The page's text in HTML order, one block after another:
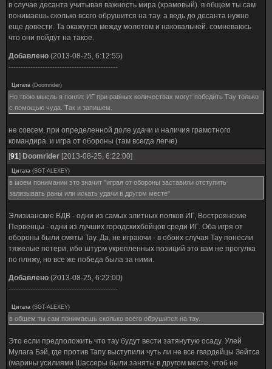
в случае десанта учитывая важность мира (храмовый). в общем ты сам
понимаешь сколько всего обрушится на тау. а ведь до десанта нужно
еще довести. Та окажутся между молотом и наковальней. сомневаюсь
что они пойдут на такое.
Добавлено (2013-08-25, 6:12:55)
---------------------------------------------
Цитата (Doomrider)
Но твою мысль я понял: ИГ при равных количествах могут победить Тау только
с помощью чуда. Так и запишем.
не совсем. при определенной доле удачи и наличия грамотного
командира. и игра от обороны (там всегда легче)
[91] Doomrider [2013-08-25, 6:22:00]
Цитата (SGT-ALEXEY)
в моем понимании это значит "играя от обороны заставили отступить
зализывать раны или искать удачи в другом месте"
Элизианские ВДВ - одни из самых элитных полков ИГ, Востроянские
Первенцы - одни из лучших городскихбойцов среди ИГ. Оба игря от
обороны были смяты Тау. Да, не играючи - в обоих случая Тау понесли
тяжелые потери, ибо штурм укрепленных позиций это вам не прогулка
по пляжу, но все же победа была за ними.
Добавлено (2013-08-25, 6:22:00)
---------------------------------------------
Цитата (SGT-ALEXEY)
в общем ты сам понимаешь сколько всего обрушится на тау.
Это если предположить что тау будут вести затянутую осаду. Улей
Мулага Бэй, где против Тапу выступили чуть ли не все гвардейцы Зейтса
(марины усилиями Шассеры были заняты в другом месте, чтоб не